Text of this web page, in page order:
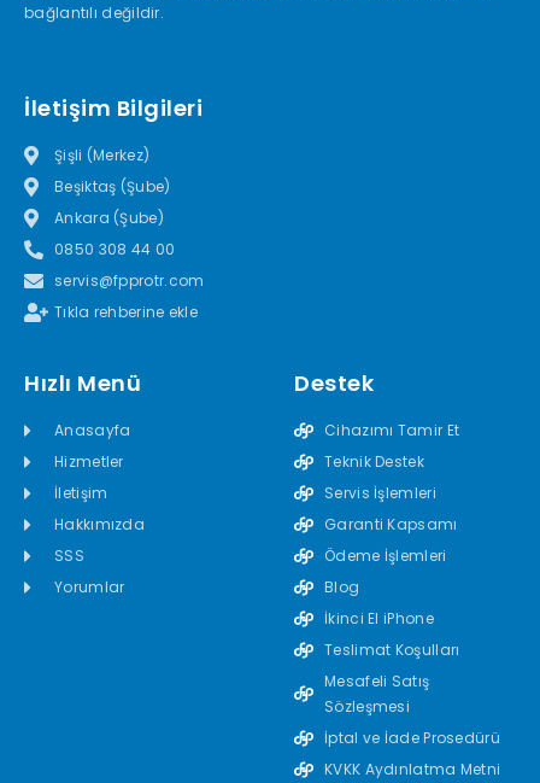
bağlantılı değildir.
İletişim Bilgileri
Şişli (Merkez)
Beşiktaş (Şube)
Ankara (Şube)
0850 308 44 00
servis@fpprotr.com
Tıkla rehberine ekle
Hızlı Menü
Anasayfa
Hizmetler
İletişim
Hakkımızda
SSS
Yorumlar
Destek
Cihazımı Tamir Et
Teknik Destek
Servis İşlemleri
Garanti Kapsamı
Ödeme İşlemleri
Blog
İkinci El iPhone
Teslimat Koşulları
Mesafeli Satış
Sözleşmesi
İptal ve İade Prosedürü
KVKK Aydınlatma Metni